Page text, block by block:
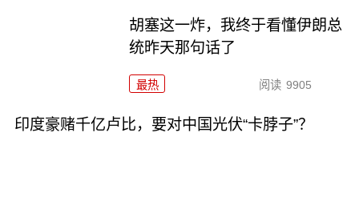
胡塞这一炸，我终于看懂伊朗总
统昨天那句话了
最热 阅读 9905
印度豪赌千亿卢比，要对中国光伏“卡脖子”？